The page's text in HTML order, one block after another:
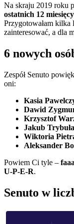
Na skraju 2019 roku
ostatnich 12
Przygotowałam
zainteresować, a dla
6 nowych
Zespół Senuto
oni:
Kasia
Dawid
Krzysztof
Jakub Trybuła
Wiktoria
Aleksander
Powiem Ci tyle –
U-P-E-R.
Senuto w